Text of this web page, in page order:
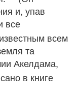
и, упав
все
всем
та
Акелдама,
в книге